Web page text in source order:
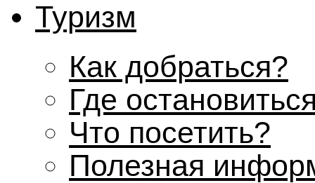
Туризм
Как добраться?
Где
Что посетить?
Полезная